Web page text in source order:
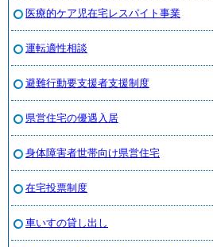
医療的ケア児在宅レスパイト事業
運転適性相談
避難行動要支援者支援制度
県営住宅の優遇入居
身体障害者世帯向け県営住宅
在宅投票制度
車いすの貸し出し